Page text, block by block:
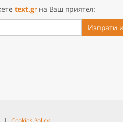
text.gr на Ваш приятел:
Изпрати
| Cookies Policy